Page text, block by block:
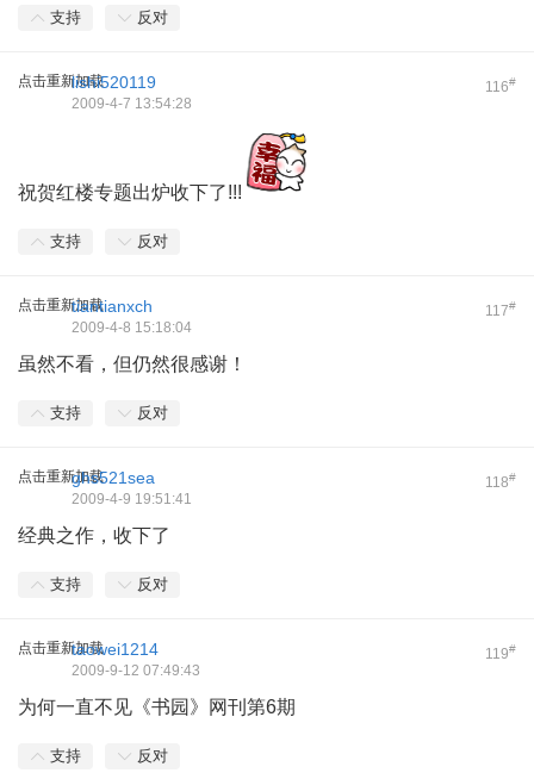
支持 反对
点击重新加载 116#
lishi520119
2009-4-7 13:54:28
祝贺红楼专题出炉收下了!!!
支持 反对
点击重新加载 117#
tiantianxch
2009-4-8 15:18:04
虽然不看，但仍然很感谢！
支持 反对
点击重新加载 118#
ghs521sea
2009-4-9 19:51:41
经典之作，收下了
支持 反对
点击重新加载 119#
taowei1214
2009-9-12 07:49:43
为何一直不见《书园》网刊第6期
支持 反对